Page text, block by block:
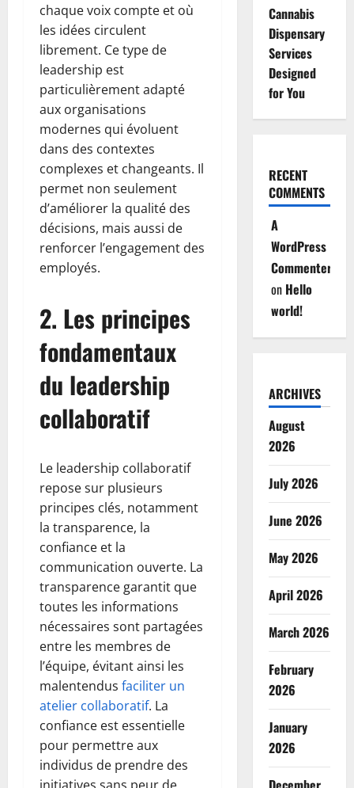
chaque voix compte et où
les idées circulent
librement. Ce type de
leadership est
particulièrement adapté
aux organisations
modernes qui évoluent
dans des contextes
complexes et changeants. Il
permet non seulement
d’améliorer la qualité des
décisions, mais aussi de
renforcer l’engagement des
employés.
2. Les principes
fondamentaux
du leadership
collaboratif
Le leadership collaboratif
repose sur plusieurs
principes clés, notamment
la transparence, la
confiance et la
communication ouverte. La
transparence garantit que
toutes les informations
nécessaires sont partagées
entre les membres de
l’équipe, évitant ainsi les
malentendus faciliter un
atelier collaboratif. La
confiance est essentielle
pour permettre aux
individus de prendre des
Cannabis
Dispensary
Services
Designed
for You
RECENT
COMMENTS
A
WordPress
Commenter
on Hello
world!
ARCHIVES
August
2026
July 2026
June 2026
May 2026
April 2026
March 2026
February
2026
January
2026